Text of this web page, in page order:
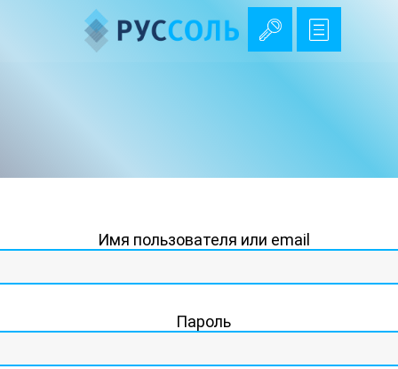
Имя пользователя или email
Пароль